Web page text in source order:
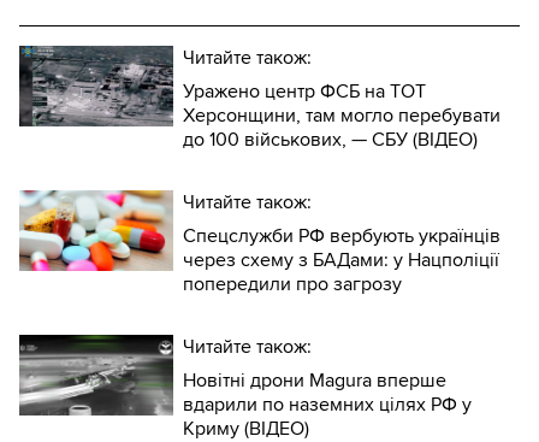
Читайте також:
Уражено центр ФСБ на ТОТ
Херсонщини, там могло перебувати
до 100 військових, — СБУ (ВIДЕО)
Читайте також:
Спецслужби РФ вербують українців
через схему з БАДами: у Нацполіції
попередили про загрозу
Читайте також:
Новітні дрони Magura вперше
вдарили по наземних цілях РФ у
Криму (ВІДЕО)